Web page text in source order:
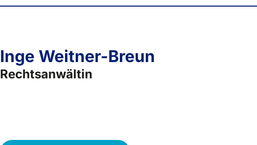
Inge Weitner-Breun
Rechtsanwältin